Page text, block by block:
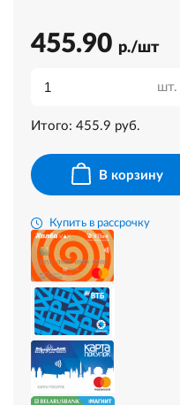
455.90 р./шт
шт.
Итого: 455.9 руб.
В корзину
Купить в рассрочку